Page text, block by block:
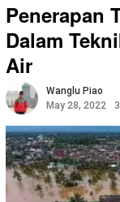
Penerapan
Dalam
Air
Wanglu Piao
May 28, 2022